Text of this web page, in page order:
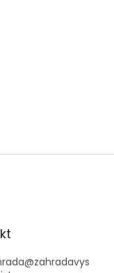
@zahradavys